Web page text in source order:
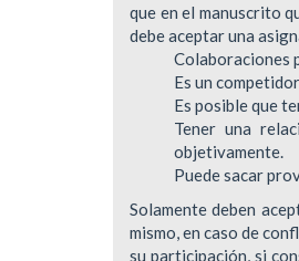
que en el manuscrito
debe aceptar una
Colaboraciones
Es un
Es posible que
Tener una
objetivamente.
Puede sacar
Solamente deben
mismo, en caso de
su participación, si